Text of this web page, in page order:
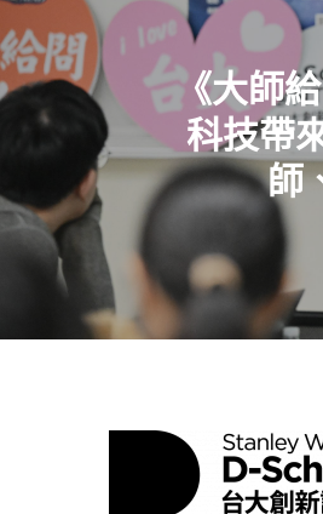
《大師
科技帶
師